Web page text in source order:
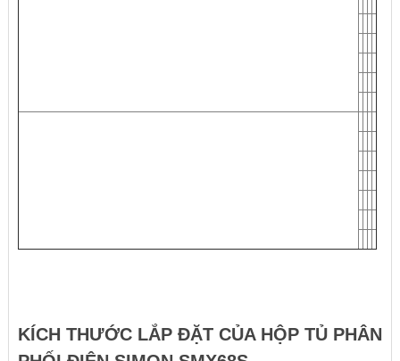
KÍCH THƯỚC LẮP ĐẶT CỦA HỘP TỦ PHÂN